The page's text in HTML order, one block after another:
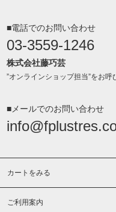
■電話でのお問い合わせ
03-3559-1246
株式会社藤巧芸
”オンラインショップ担当”をお呼
■メールでのお問い合わせ
カートをみる
ご利用案内